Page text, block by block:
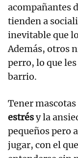
acompañantes
tienden a
inevitable que
Además, otros
perro, lo que
barrio.
Tener
estrésy la
pequeños pero
jugar, con el